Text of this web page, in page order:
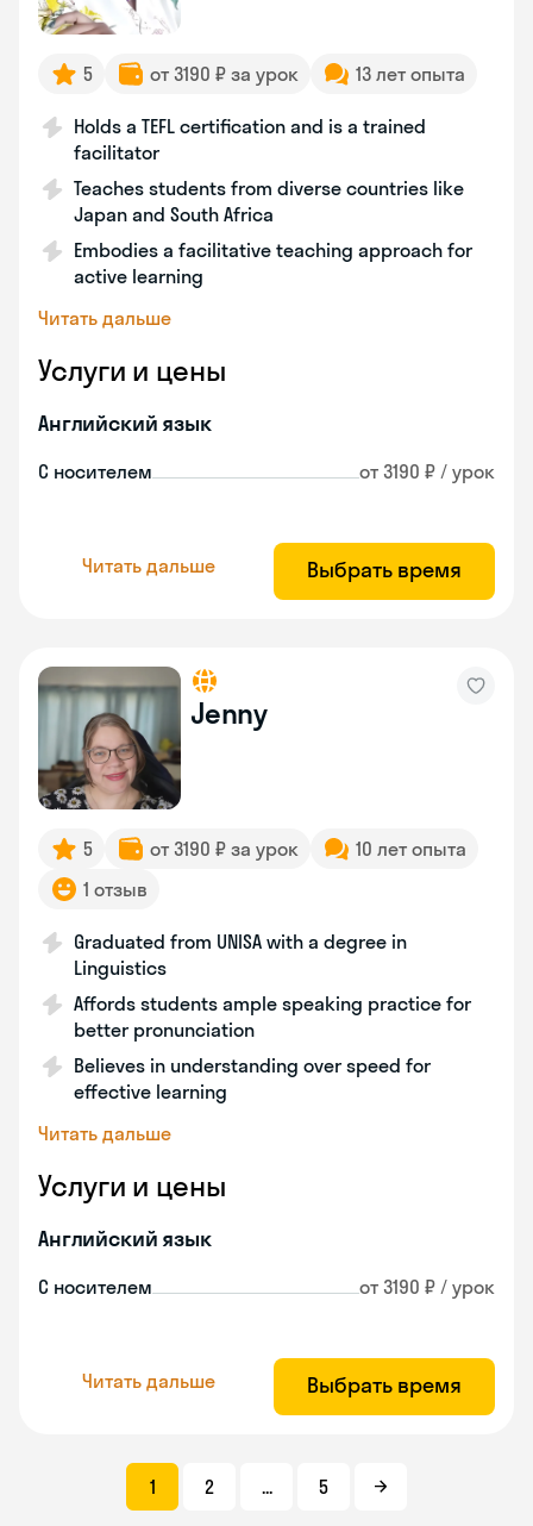
5 от 3190 ₽ за урок 13 лет опыта
Holds a TEFL certification and is a trained
facilitator
Teaches students from diverse countries like
Japan and South Africa
Embodies a facilitative teaching approach for
active learning
Читать дальше
Услуги и цены
Английский язык
С носителем от 3190 ₽ / урок
Читать дальше Выбрать время
Jenny
5 от 3190 ₽ за урок
10 лет опыта
1 отзыв
Graduated from UNISA with a degree in
Linguistics
Affords students ample speaking practice for
better pronunciation
Believes in understanding over speed for
effective learning
Читать дальше
Услуги и цены
Английский язык
С носителем от 3190 ₽ / урок
Читать дальше Выбрать время
1 2 ... 5